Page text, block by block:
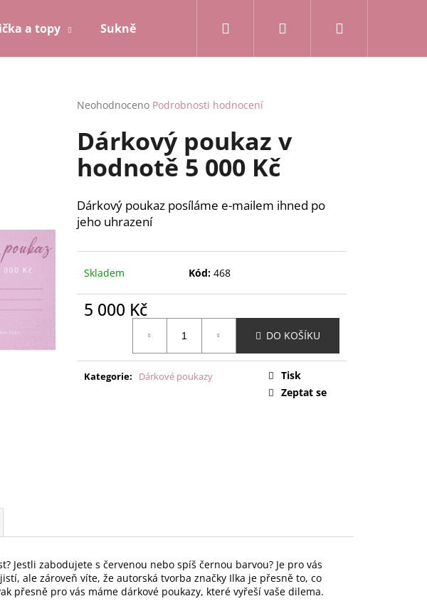
a topy Sukně a kalhoty Mikiny a kardigany
Přihlášení
Průměrné
produktu
je
0,0
hvězdiček.
Neohodnoceno Podrobnosti hodnocení
Dárkový poukaz v
hodnotě 5 000 Kč
Dárkový poukaz posíláme e-mailem ihned po
jeho uhrazení
Skladem Kód: 468
5 000 Kč
DO KOŠÍKU
Kategorie: Dárkové poukazy
Tisk
Zeptat se
Jestli zabodujete s červenou nebo spíš černou barvou? Je pro vás
ale zároveň víte, že autorská tvorba značky Ilka je přesně to, co
přesně pro vás máme dárkové poukazy, které vyřeší vaše dilema.